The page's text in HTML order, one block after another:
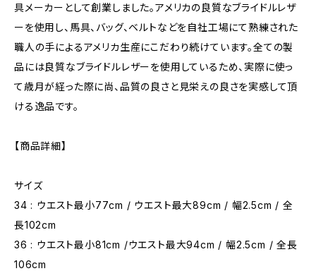
具メーカーとして創業しました。アメリカの良質なブライドルレザ
ーを使用し、馬具、バッグ、ベルトなどを自社工場にて熟練された
職人の手によるアメリカ生産にこだわり続けています。全ての製
品には良質なブライドルレザーを使用しているため、実際に使っ
て歳月が経った際に尚、品質の良さと見栄えの良さを実感して頂
ける逸品です。
【商品詳細】
サイズ
34 : ウエスト最小77cm / ウエスト最大89cm / 幅2.5cm / 全
長102cm
36 : ウエスト最小81cm /ウエスト最大94cm / 幅2.5cm / 全長
106cm